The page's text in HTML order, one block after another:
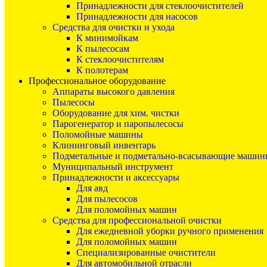
Принадлежности для стеклоочистителей
Принадлежности для насосов
Средства для очистки и ухода
К минимойкам
К пылесосам
К стеклоочистителям
К полотерам
Профессиональное оборудование
Аппараты высокого давления
Пылесосы
Оборудование для хим. чистки
Парогенератор и паропылесосы
Поломойные машины
Клининговый инвентарь
Подметальные и подметально-всасывающие
Муниципальный инструмент
Принадлежности и аксессуары
Для авд
Для пылесосов
Для поломойных машин
Средства для профессиональной очистки
Для ежедневной уборки ручного применения
Для поломойных машин
Специализированные очистители
Для автомобильной отрасли